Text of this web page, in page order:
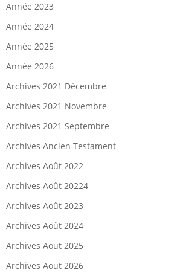
Année 2023
Année 2024
Année 2025
Année 2026
Archives 2021 Décembre
Archives 2021 Novembre
Archives 2021 Septembre
Archives Ancien Testament
Archives Août 2022
Archives Août 20224
Archives Août 2023
Archives Août 2024
Archives Aout 2025
Archives Aout 2026